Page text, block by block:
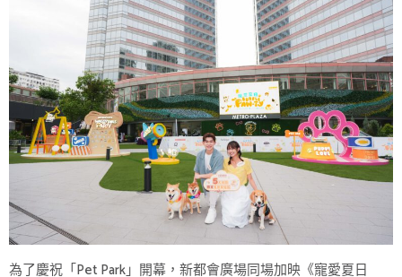
為了慶祝「Pet Park」開幕，新都會廣場同場加映《寵愛夏日